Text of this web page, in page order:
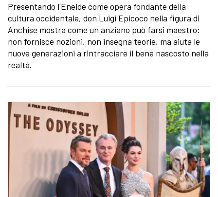
Presentando l'Eneide come opera fondante della
cultura occidentale, don Luigi Epicoco nella figura di
Anchise mostra come un anziano può farsi maestro:
non fornisce nozioni, non insegna teorie, ma aiuta le
nuove generazioni a rintracciare il bene nascosto nella
realtà.